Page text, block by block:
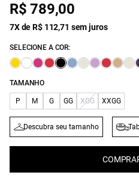
R$ 789,00
7X de R$ 112,71 sem juros
SELECIONE A COR:
TAMANHO
P M G GG XGG XXGG
Descubra seu tamanho